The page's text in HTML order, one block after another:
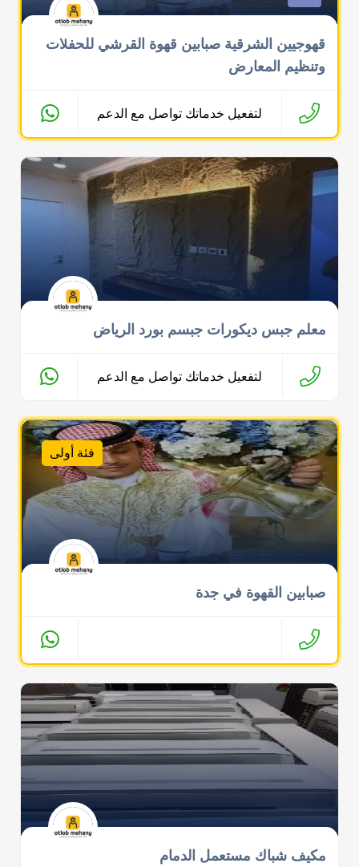
قهوجيين الشرقية صبابين قهوة القرشي للحفلات
وتنظيم المعارض
لتفعيل خدماتك تواصل مع الدعم
معلم جبس ديكورات جبسم بورد الرياض
لتفعيل خدماتك تواصل مع الدعم
فئة أولى
صبابين القهوة في جدة
مكيف شباك مستعمل الدمام